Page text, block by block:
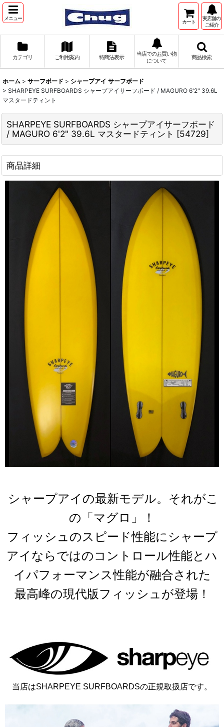
メニュー
カート
実店舗の
ご紹介
カテゴリ ご利用案内 特商法表示
当店でのお買い物
について
商品検索
ホーム > サーフボード > シャープアイ サーフボード
> SHARPEYE SURFBOARDS シャープアイサーフボード / MAGURO 6'2" 39.6L
マスタードティント
SHARPEYE SURFBOARDS シャープアイサーフボード
/ MAGURO 6'2" 39.6L マスタードティント [54729]
商品詳細
シャープアイの最新モデル。それがこ
の「マグロ」！
フィッシュのスピード性能にシャープ
アイならではのコントロール性能とハ
イパフォーマンス性能が融合された
最高峰の現代版フィッシュが登場！
当店はSHARPEYE SURFBOARDSの正規取扱店です。